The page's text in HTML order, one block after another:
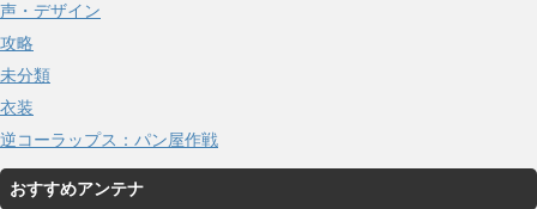
声・デザイン
攻略
未分類
衣装
逆コーラップス：パン屋作戦
おすすめアンテナ